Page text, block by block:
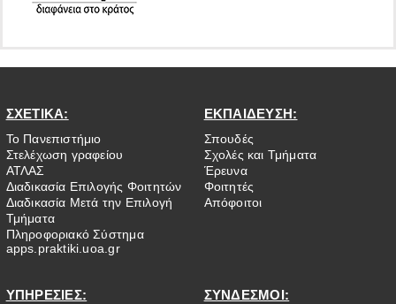
ΣΧΕΤΙΚΑ:
Το Πανεπιστήμιο
Στελέχωση γραφείου
ΑΤΛΑΣ
Διαδικασία Επιλογής Φοιτητών
Διαδικασία Μετά την Επιλογή
Τμήματα
Πληροφοριακό Σύστημα
apps.praktiki.uoa.gr
ΕΚΠΑΙΔΕΥΣΗ:
Σπουδές
Σχολές και Τμήματα
Έρευνα
Φοιτητές
Απόφοιτοι
ΥΠΗΡΕΣΙΕΣ: ΣΥΝΔΕΣΜΟΙ: